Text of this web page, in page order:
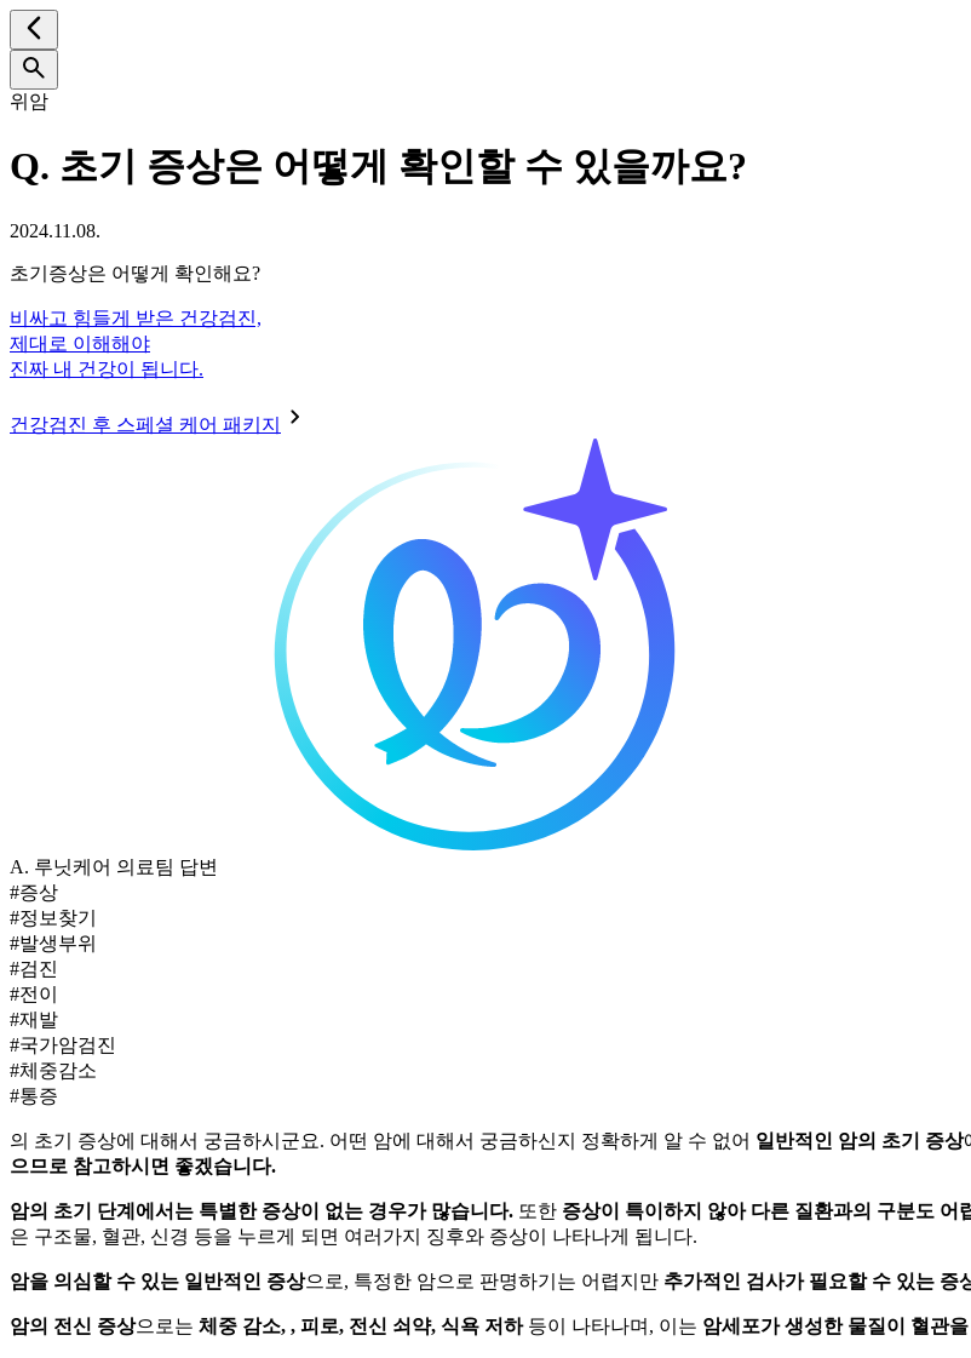
위암
Q. 초기 증상은 어떻게 확인할 수 있을까요?
2024.11.08.
초기증상은 어떻게 확인해요?
비싸고 힘들게 받은 건강검진,
제대로 이해해야
진짜 내 건강이 됩니다.
건강검진 후 스페셜 케어 패키지
A. 루닛케어 의료팀 답변
#증상
#정보찾기
#발생부위
#검진
#전이
#재발
#국가암검진
#체중감소
#통증
의 초기 증상에 대해서 궁금하시군요. 어떤 암에 대해서 궁금하신지 정확하게 알 수 없어 일반적인 암의 초기 증상
으므로 참고하시면 좋겠습니다.
암의 초기 단계에서는 특별한 증상이 없는 경우가 많습니다. 또한 증상이 특이하지 않아 다른 질환과의 구분도 어
은 구조물, 혈관, 신경 등을 누르게 되면 여러가지 징후와 증상이 나타나게 됩니다.
암을 의심할 수 있는 일반적인 증상으로, 특정한 암으로 판명하기는 어렵지만 추가적인 검사가 필요할 수 있는 증
암의 전신 증상으로는 체중 감소, , 피로, 전신 쇠약, 식욕 저하 등이 나타나며, 이는 암세포가 생성한 물질이 혈관